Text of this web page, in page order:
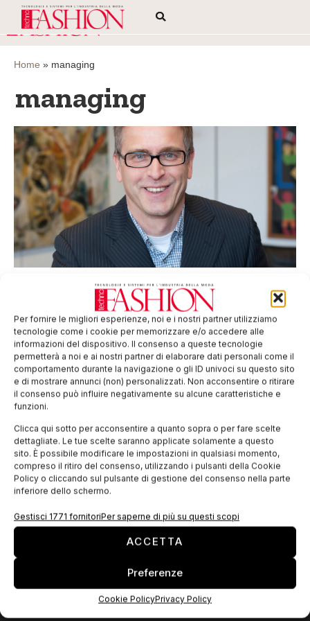
Per fornire le migliori esperienze, noi e i nostri partner utilizziamo
tecnologie come i cookie per memorizzare e/o accedere alle
informazioni del dispositivo. Il consenso a queste tecnologie
permetterà a noi e ai nostri partner di elaborare dati personali come il
comportamento durante la navigazione o gli ID univoci su questo sito
e di mostrare annunci (non) personalizzati. Non acconsentire o ritirare
il consenso può influire negativamente su alcune caratteristiche e
funzioni.
Clicca qui sotto per acconsentire a quanto sopra o per fare scelte
dettagliate. Le tue scelte saranno applicate solamente a questo
sito. È possibile modificare le impostazioni in qualsiasi momento,
compreso il ritiro del consenso, utilizzando i pulsanti della Cookie
Policy o cliccando sul pulsante di gestione del consenso nella parte
inferiore dello schermo.
Gestisci 1771 fornitoriPer saperne di più su questi scopi
ACCETTA
Preferenze
Cookie PolicyPrivacy Policy
Home » managing
managing
Aldo Spaanjaars nuovo Managing Director
China di Miroglio
Il Gruppo Miroglio, uno dei principali player nel settore
tessile/abbigliamento e proprietario, tra gli altri, dei marchi
Elena Mirò, Motivi e Caractère, annuncia la nomina di Aldo
Spaanjaars all’incarico di
EDICOLA WEB
ISCRIVITI ALLA NEWSLETTER